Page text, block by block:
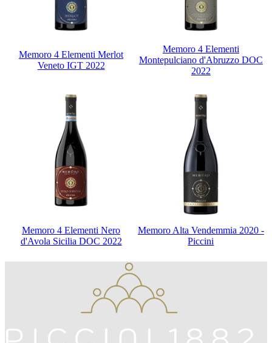
Memoro 4 Elementi Merlot
Veneto IGT 2022
Memoro 4 Elementi
Montepulciano d'Abruzzo DOC
2022
Memoro 4 Elementi Nero
d'Avola Sicilia DOC 2022
Memoro Alta Vendemmia 2020 -
Piccini